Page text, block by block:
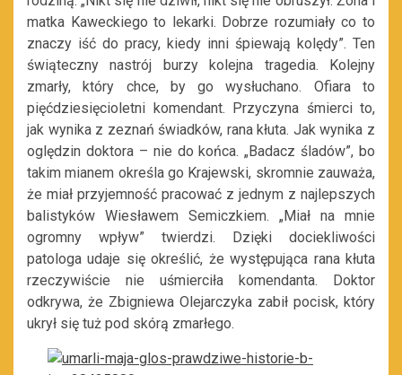
matka Kaweckiego to lekarki. Dobrze rozumiały co to
znaczy iść do pracy, kiedy inni śpiewają kolędy”. Ten
świąteczny nastrój burzy kolejna tragedia. Kolejny
zmarły, który chce, by go wysłuchano. Ofiara to
pięćdziesięcioletni komendant. Przyczyna śmierci to,
jak wynika z zeznań świadków, rana kłuta. Jak wynika z
oględzin doktora – nie do końca. „Badacz śladów”, bo
takim mianem określa go Krajewski, skromnie zauważa,
że miał przyjemność pracować z jednym z najlepszych
balistyków Wiesławem Semiczkiem. „Miał na mnie
ogromny wpływ” twierdzi. Dzięki dociekliwości
patologa udaje się określić, że występująca rana kłuta
rzeczywiście nie uśmierciła komendanta. Doktor
odkrywa, że Zbigniewa Olejarczyka zabił pocisk, który
ukrył się tuż pod skórą zmarłego.